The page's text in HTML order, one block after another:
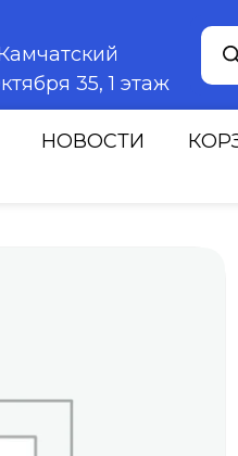
35, 1 этаж
НОВОСТИ